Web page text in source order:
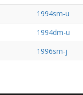
1994sm-u
1994dm-u
1996sm-j